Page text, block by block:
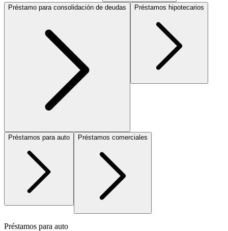
Préstamo para consolidación de deudas Préstamos hipotecarios
Préstamos para auto Préstamos comerciales
Préstamos para auto